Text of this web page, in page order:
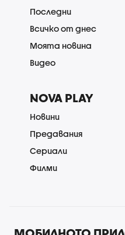
Последни
Всичко от днес
Моята новина
Видео
NOVA PLAY
Новини
Предавания
Сериали
Филми